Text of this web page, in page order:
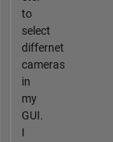
to
select
differnet
cameras
in
my
GUI.
I